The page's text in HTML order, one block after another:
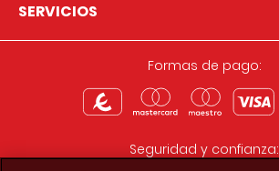
SERVICIOS
Formas de pago:
Seguridad y confianza: